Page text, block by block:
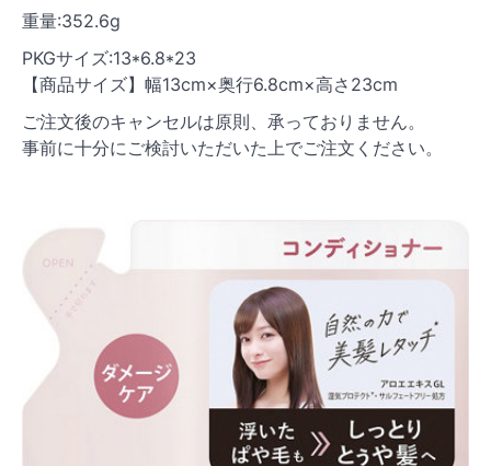
重量:352.6g
PKGサイズ:13*6.8*23
【商品サイズ】幅13cm×奥行6.8cm×高さ23cm
ご注文後のキャンセルは原則、承っておりません。
事前に十分にご検討いただいた上でご注文ください。